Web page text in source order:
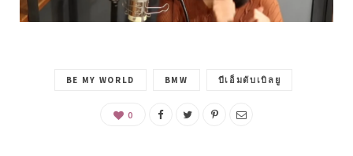
BE MY WORLD BMW บีเอ็มดับเบิลยู
0